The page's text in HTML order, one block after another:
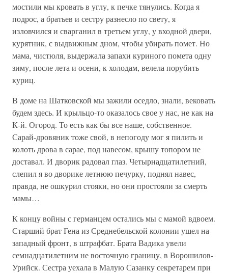
мостили мы кровать в углу, к печке тянулись. Когда я
подрос, а братьев и сестру разнесло по свету, я
изловчился и сварганил в третьем углу, у входной двери,
курятник, с выдвижным дном, чтобы убирать помет. Но
мама, чистюля, выдержала запахи куриного помета одну
зиму, после лета и осени, к холодам, велела порубить
куриц.
В доме на Шатковской мы зажили оседло, знали, вековать
будем здесь. И крыльцо-то оказалось свое у нас, не как на
К-й. Огород. То есть как бы все наше, собственное.
Сарай-дровяник тоже свой, в непогоду мог я пилить и
колоть дрова в сарае, под навесом, крышу топором не
доставал. И дворик радовал глаз. Четырнадцатилетний,
слепил я во дворике летнюю печурку, поднял навес,
правда, не ошкурил стояки, но они простояли за смерть
мамы…
К концу войны с германцем остались мы с мамой вдвоем.
Старший брат Гена из Среднебельской колонии ушел на
западный фронт, в штрафбат. Брата Вадика увели
семнадцатилетним не восточную границу, в Ворошилов-
Урийск. Сестра уехала в Малую Сазанку секретарем при